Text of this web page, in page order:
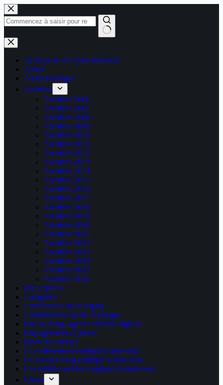
Passer
au
contenu
Aucun
résultat
50 Ways to Kill your Business
About
About Kablages
Archives
Archives 2006
Archives 2007
Archives 2008
Archives 2009
Archives 2010
Archives 2011
Archives 2012
Archives 2013
Archives 2014
Archives 2015
Archives 2016
Archives 2017
Archives 2018
Archives 2019
Archives 2020
Archives 2021
Archives 2022
Archives 2023
Archives 2024
Archives 2025
Archives 2026
Bio Express
Catégories
Conférences sur le digital
Contributeurs du site Kablages
Else & Bang, agence créative digitale
Enseignement et presse
Index des articles
Le confinement expliqué à mon boss
Le Social selling expliqué à mon boss
Les médias sociaux expliqués à mon boss
Livres